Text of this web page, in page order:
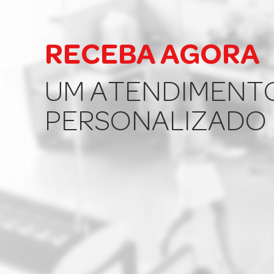
RECEBA AGORA
UM
PERSONALIZADO